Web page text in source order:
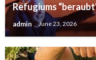
Refugiums
admin June 23, 2026